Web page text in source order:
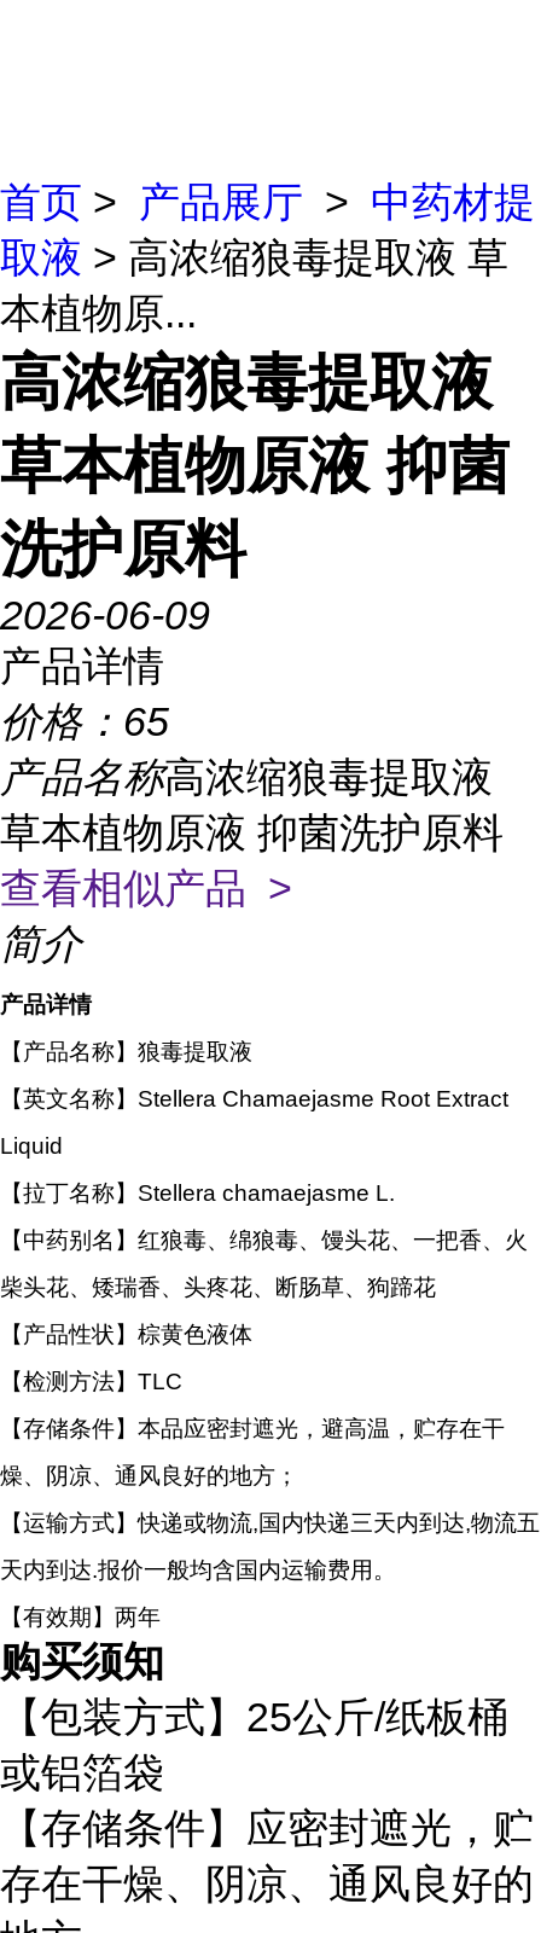
首页 > 产品展厅 > 中药材提
取液 > 高浓缩狼毒提取液 草
本植物原...
高浓缩狼毒提取液
草本植物原液 抑菌
洗护原料
2026-06-09
产品详情
价格： 65
产品名称高浓缩狼毒提取液
草本植物原液 抑菌洗护原料
查看相似产品 >
简介
产品详情
【产品名称】狼毒提取液
【英文名称】Stellera Chamaejasme Root Extract
Liquid
【拉丁名称】Stellera chamaejasme L.
【中药别名】红狼毒、绵狼毒、 馒头花、一把香、火
柴头花、矮瑞香、头疼花、断肠草、狗蹄花
【产品性状】棕黄色液体
【检测方法】TLC
【存储条件】本品应密封遮光，避高温，贮存在干
燥、阴凉、通风良好的地方；
【运输方式】快递或物流,国内快递三天内到达,物流五
天内到达.报价一般均含国内运输费用。
【有效期】两年
购买须知
【包装方式】 25公斤/纸板桶
或铝箔袋
【存储条件】应密封遮光，贮
存在干燥、阴凉、通风良好的